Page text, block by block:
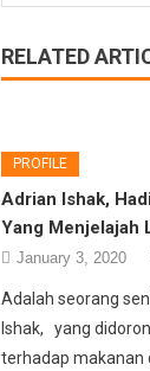
RELATED
PROFILE
Adrian Ishak,
Yang Menjelajah
January 3, 2020
Adalah seorang
Ishak, yang
terhadap makanan